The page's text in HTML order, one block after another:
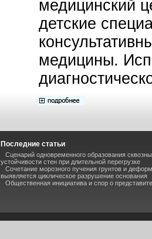
медицинский
детские
медицины.
Последние статьи
Сценарий одновременного образования
устойчивости стен при длительной перегрузке
Сочетание морозного пучения грунтов и
выявляется циклическое разрушение основания
Общественная инициатива и спор о